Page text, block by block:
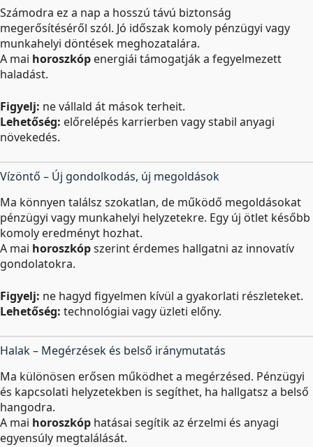
Számodra ez a nap a hosszú távú biztonság
megerősítéséről szól. Jó időszak komoly pénzügyi vagy
munkahelyi döntések meghozatalára.
A mai horoszkóp energiái támogatják a fegyelmezett
haladást.
Figyelj: ne vállald át mások terheit.
Lehetőség: előrelépés karrierben vagy stabil anyagi
növekedés.
Vízöntő – Új gondolkodás, új megoldások
Ma könnyen találsz szokatlan, de működő megoldásokat
pénzügyi vagy munkahelyi helyzetekre. Egy új ötlet később
komoly eredményt hozhat.
A mai horoszkópszerint érdemes hallgatni az innovatív
gondolatokra.
Figyelj: ne hagyd figyelmen kívül a gyakorlati részleteket.
Lehetőség: technológiai vagy üzleti előny.
Halak – Megérzések és belső iránymutatás
Ma különösen erősen működhet a megérzésed. Pénzügyi
és kapcsolati helyzetekben is segíthet, ha hallgatsz a belső
hangodra.
A mai horoszkóp hatásai segítik az érzelmi és anyagi
egyensúly megtalálását.